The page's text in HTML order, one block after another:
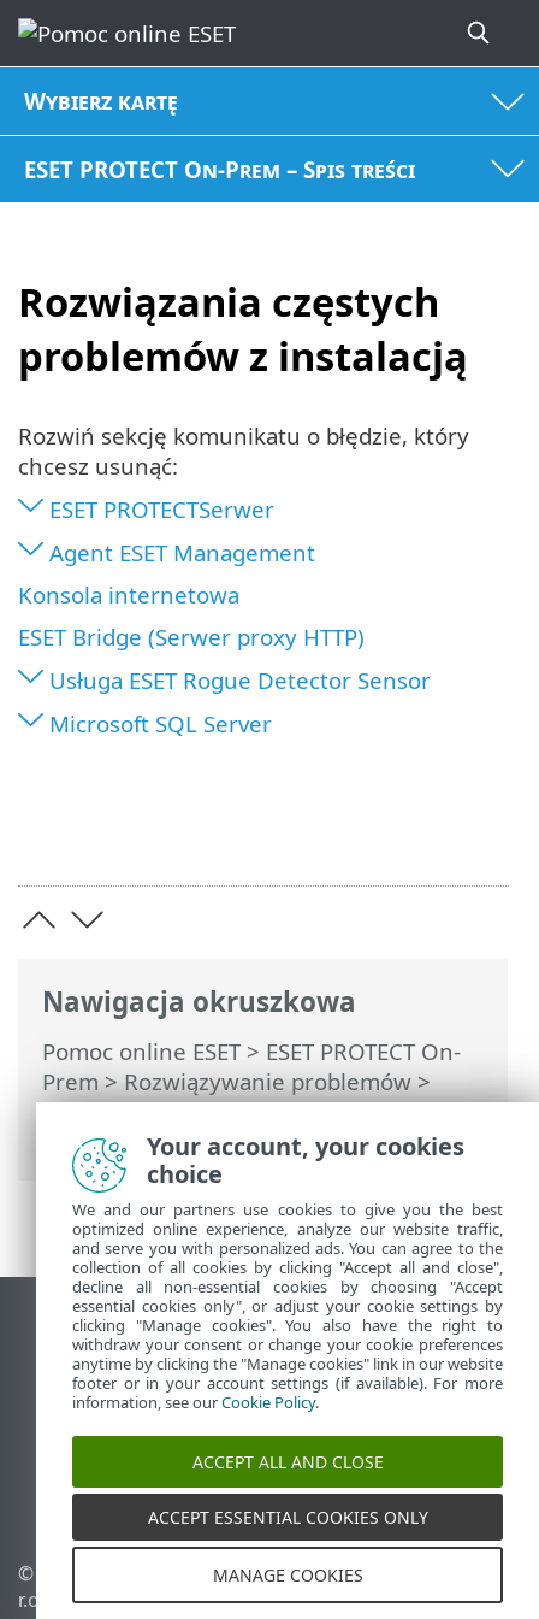
Wybierz kartę
ESET PROTECT On-Prem – Spis treści
Rozwiązania częstych
problemów z instalacją
Nawigacja okruszkowa
Pomoc online ESET> ESET PROTECT On-
Prem>Rozwiązywanie problemów>
Rozwiązania częstych problemów z
instalacją
Rozwiń sekcję komunikatu o błędzie, który
chcesz usunąć:
ESET PROTECTSerwer
Agent ESET Management
Konsola internetowa
ESET Bridge (Serwer proxy HTTP)
Usługa ESET Rogue Detector Sensor
Microsoft SQL Server
Wyświetl witrynę internetową dla
komputerów
End of Life
Baza wiedzy ESET
Forum ESET
ESET Status Portal
Pomoc regionalna
© 1992 - 2026 ESET, spol. s
r.o. – Wszelkie prawa
Zarządzaj plikami cookie
Polityka dotycząca plików
Your account, your cookies
choice
We and our partners use cookies to give you the best
optimized online experience, analyze our website traffic,
and serve you with personalized ads. You can agree to the
collection of all cookies by clicking "Accept all and close",
decline all non-essential cookies by choosing "Accept
essential cookies only", or adjust your cookie settings by
clicking "Manage cookies". You also have the right to
withdraw your consent or change your cookie preferences
anytime by clicking the "Manage cookies" link in our website
footer or in your account settings (if available). For more
information, see ourCookie Policy.
ACCEPT ALL AND CLOSE
ACCEPT ESSENTIAL COOKIES ONLY
MANAGE COOKIES